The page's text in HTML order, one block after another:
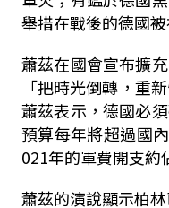
舉措在戰後的德國
蕭茲在國會宣布擴
「把時光倒轉，重
蕭茲表示，德國必
預算每年將超過國
021年的軍費開支約
蕭茲的演說顯示柏